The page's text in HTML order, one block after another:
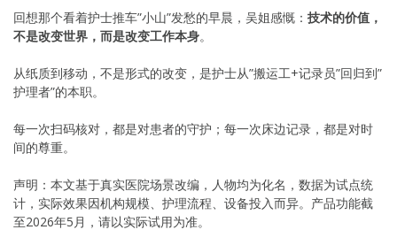
回想那个看着护士推车”小山”发愁的早晨，吴姐感慨： 技术的价值，
不是改变世界，而是改变工作本身。
从纸质到移动，不是形式的改变，是护士从”搬运工+记录员”回归到”
护理者”的本职。
每一次扫码核对，都是对患者的守护；每一次床边记录，都是对时
间的尊重。
声明：本文基于真实医院场景改编，人物均为化名，数据为试点统
计，实际效果因机构规模、护理流程、设备投入而异。产品功能截
至2026年5月，请以实际试用为准。